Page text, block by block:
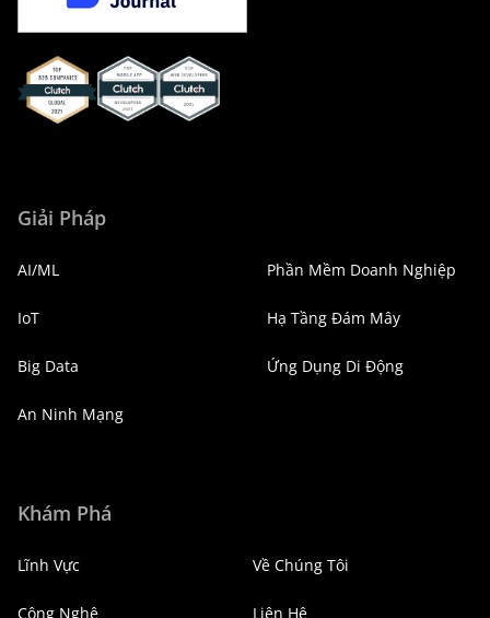
Giải Pháp
AI/ML
IoT
Big Data
An Ninh Mạng
Phần Mềm Doanh Nghiệp
Hạ Tầng Đám Mây
Ứng Dụng Di Động
Khám Phá
Lĩnh Vực
Công Nghệ
Về Chúng Tôi
Liên Hệ